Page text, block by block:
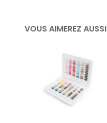
VOUS AIMEREZ AUSSI